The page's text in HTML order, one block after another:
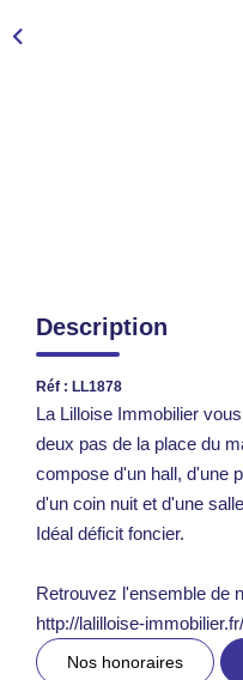
Description
Réf : LL1878
La Lilloise Immobilier
deux pas de la place du
compose d'un hall, d'une
d'un coin nuit et d'une
Idéal déficit foncier.
Retrouvez l'ensemble de
http://lalilloise-immobilier.fr/
Nos honoraires